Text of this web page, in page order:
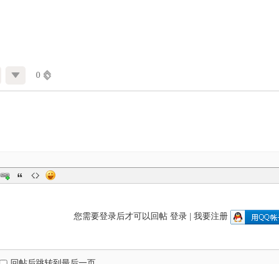
0
您需要登录后才可以回帖 登录| 我要注册